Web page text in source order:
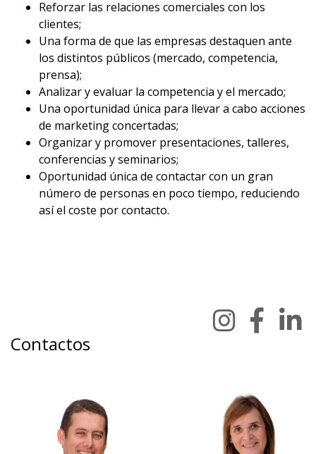
Reforzar las relaciones comerciales con los
clientes;
Una forma de que las empresas destaquen ante
los distintos públicos (mercado, competencia,
prensa);
Analizar y evaluar la competencia y el mercado;
Una oportunidad única para llevar a cabo acciones
de marketing concertadas;
Organizar y promover presentaciones, talleres,
conferencias y seminarios;
Oportunidad única de contactar con un gran
número de personas en poco tiempo, reduciendo
así el coste por contacto.
Contactos